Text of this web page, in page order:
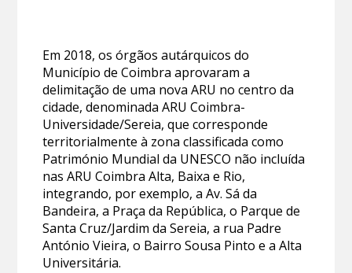
Em 2018, os órgãos autárquicos do
Município de Coimbra aprovaram a
delimitação de uma nova ARU no centro da
cidade, denominada ARU Coimbra-
Universidade/Sereia, que corresponde
territorialmente à zona classificada como
Património Mundial da UNESCO não incluída
nas ARU Coimbra Alta, Baixa e Rio,
integrando, por exemplo, a Av. Sá da
Bandeira, a Praça da República, o Parque de
Santa Cruz/Jardim da Sereia, a rua Padre
António Vieira, o Bairro Sousa Pinto e a Alta
Universitária.